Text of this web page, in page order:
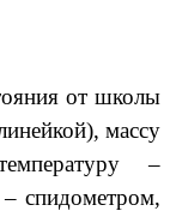
от школы
массу
–
спидометром,